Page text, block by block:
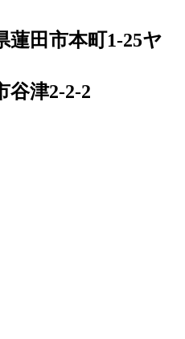
蓮田市本町1-25ヤ
谷津2-2-2